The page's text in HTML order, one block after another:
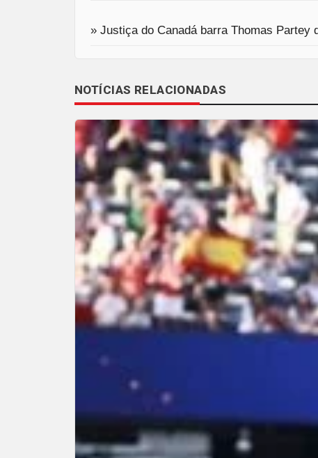
» Justiça do Canadá barra Thomas Partey
NOTÍCIAS RELACIONADAS